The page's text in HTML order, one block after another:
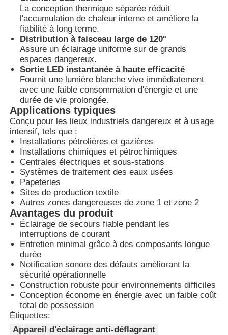
Visite d'usine
Contrôle de la qualité
Contact
Demande de soumission
Éclairage anti-déflagrant
Lumière anti-déflagrante d'alarme
ventilateur antidéflagrant
Boîte anti-explosion
interrupteur antidéflagrant
Glandes de câbles à l'épreuve des explosions
La conception thermique séparée réduit
l'accumulation de chaleur interne et améliore la
fiabilité à long terme.
Distribution à faisceau large de 120°
Assure un éclairage uniforme sur de grands
espaces dangereux.
Sortie LED instantanée à haute efficacité
Fournit une lumière blanche vive immédiatement
avec une faible consommation d'énergie et une
durée de vie prolongée.
Applications typiques
Conçu pour les lieux industriels dangereux et à usage
intensif, tels que :
Installations pétrolières et gazières
Installations chimiques et pétrochimiques
Centrales électriques et sous-stations
Systèmes de traitement des eaux usées
Papeteries
Sites de production textile
Autres zones dangereuses de zone 1 et zone 2
Avantages du produit
Éclairage de secours fiable pendant les
interruptions de courant
Entretien minimal grâce à des composants longue
durée
Notification sonore des défauts améliorant la
sécurité opérationnelle
Construction robuste pour environnements difficiles
Conception économe en énergie avec un faible coût
total de possession
Étiquettes:
Appareil d'éclairage anti-déflagrant